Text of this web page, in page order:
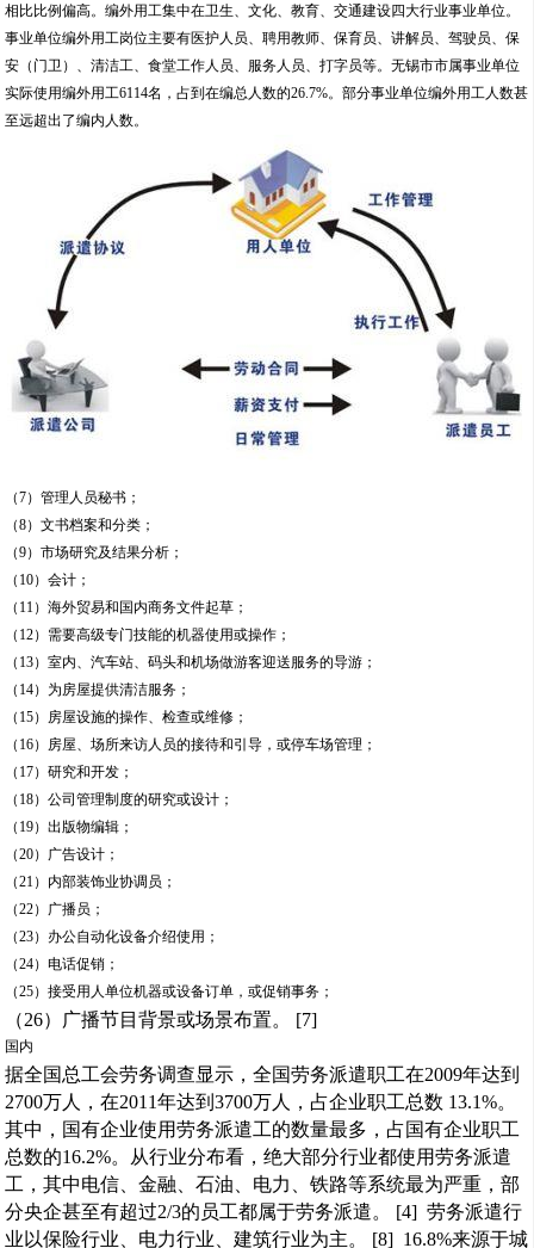
相比比例偏高。编外用工集中在卫生、文化、教育、交通建设四大行业事业单位。
事业单位编外用工岗位主要有医护人员、聘用教师、保育员、讲解员、驾驶员、保
安（门卫）、清洁工、食堂工作人员、服务人员、打字员等。无锡市市属事业单位
实际使用编外用工6114名，占到在编总人数的26.7%。部分事业单位编外用工人数甚
至远超出了编内人数。
（7）管理人员秘书；
（8）文书档案和分类；
（9）市场研究及结果分析；
（10）会计；
（11）海外贸易和国内商务文件起草；
（12）需要高级专门技能的机器使用或操作；
（13）室内、汽车站、码头和机场做游客迎送服务的导游；
（14）为房屋提供清洁服务；
（15）房屋设施的操作、检查或维修；
（16）房屋、场所来访人员的接待和引导，或停车场管理；
（17）研究和开发；
（18）公司管理制度的研究或设计；
（19）出版物编辑；
（20）广告设计；
（21）内部装饰业协调员；
（22）广播员；
（23）办公自动化设备介绍使用；
（24）电话促销；
（25）接受用人单位机器或设备订单，或促销事务；
（26）广播节目背景或场景布置。 [7]
国内
据全国总工会劳务调查显示，全国劳务派遣职工在2009年达到
2700万人，在2011年达到3700万人，占企业职工总数 13.1%。
其中，国有企业使用劳务派遣工的数量最多，占国有企业职工
总数的16.2%。从行业分布看，绝大部分行业都使用劳务派遣
工，其中电信、金融、石油、电力、铁路等系统最为严重，部
分央企甚至有超过2/3的员工都属于劳务派遣。 [4] 劳务派遣行
业以保险行业、电力行业、建筑行业为主。 [8] 16.8%来源于城